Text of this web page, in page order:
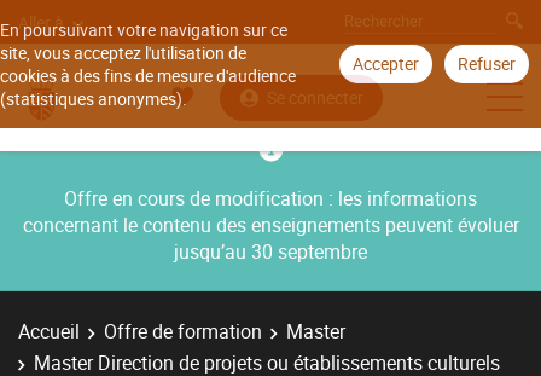
En poursuivant votre navigation sur ce
site, vous acceptez l'utilisation de
cookies à des fins de mesure d'audience
(statistiques anonymes).
Accepter Refuser
Aller à
Se connecter
Offre en cours de modification : les informations
concernant le contenu des enseignements peuvent évoluer
jusqu’au 30 septembre
Accueil Offre de formation
Master
Master Direction de projets ou établissements culturels